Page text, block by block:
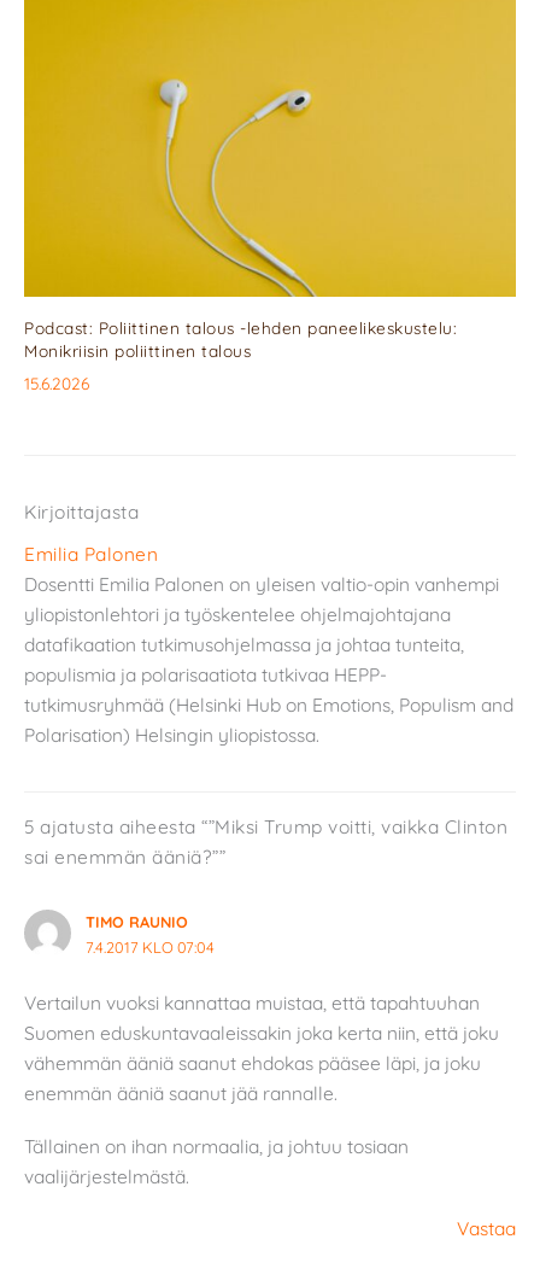
Podcast: Poliittinen talous -lehden paneelikeskustelu:
Monikriisin poliittinen talous
15.6.2026
Kirjoittajasta
Emilia Palonen
Dosentti Emilia Palonen on yleisen valtio-opin vanhempi
yliopistonlehtori ja työskentelee ohjelmajohtajana
datafikaation tutkimusohjelmassa ja johtaa tunteita,
populismia ja polarisaatiota tutkivaa HEPP-
tutkimusryhmää (Helsinki Hub on Emotions, Populism and
Polarisation) Helsingin yliopistossa.
5 ajatusta aiheesta “”Miksi Trump voitti, vaikka Clinton
sai enemmän ääniä?””
TIMO RAUNIO
7.4.2017 KLO 07:04
Vertailun vuoksi kannattaa muistaa, että tapahtuuhan
Suomen eduskuntavaaleissakin joka kerta niin, että joku
vähemmän ääniä saanut ehdokas pääsee läpi, ja joku
enemmän ääniä saanut jää rannalle.
Tällainen on ihan normaalia, ja johtuu tosiaan
vaalijärjestelmästä.
Vastaa